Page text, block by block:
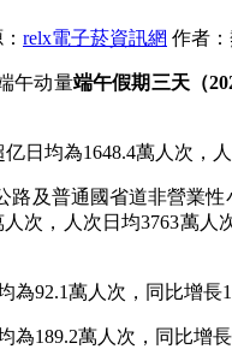
relx電子菸資訊網 作者
午动量端午假期三天（
均為1648.4萬人次，
普通國省道非營業性
次，人次日均3763萬
92.1萬人次，同比增長
189.2萬人次，同比增長